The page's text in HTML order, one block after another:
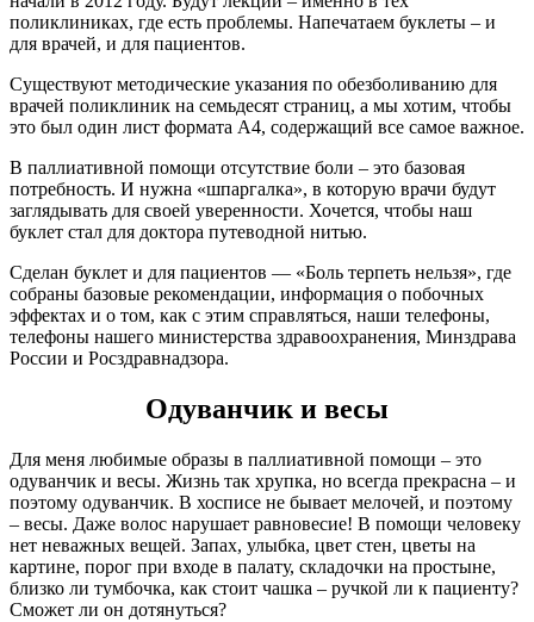
поликлиниках, где есть проблемы. Напечатаем буклеты – и
для врачей, и для пациентов.
Существуют методические указания по обезболиванию для
врачей поликлиник на семьдесят страниц, а мы хотим, чтобы
это был один лист формата А4, содержащий все самое важное.
В паллиативной помощи отсутствие боли – это базовая
потребность. И нужна «шпаргалка», в которую врачи будут
заглядывать для своей уверенности. Хочется, чтобы наш
буклет стал для доктора путеводной нитью.
Сделан буклет и для пациентов — «Боль терпеть нельзя», где
собраны базовые рекомендации, информация о побочных
эффектах и о том, как с этим справляться, наши телефоны,
телефоны нашего министерства здравоохранения, Минздрава
России и Росздравнадзора.
Одуванчик и весы
Для меня любимые образы в паллиативной помощи – это
одуванчик и весы. Жизнь так хрупка, но всегда прекрасна – и
поэтому одуванчик. В хосписе не бывает мелочей, и поэтому
– весы. Даже волос нарушает равновесие! В помощи человеку
нет неважных вещей. Запах, улыбка, цвет стен, цветы на
картине, порог при входе в палату, складочки на простыне,
близко ли тумбочка, как стоит чашка – ручкой ли к пациенту?
Сможет ли он дотянуться?